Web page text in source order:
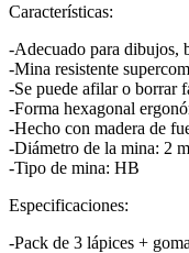
Características:
-Adecuado para dibujos,
-Mina resistente
-Se puede afilar o borrar
-Forma hexagonal
-Hecho con madera de
-Diámetro de la mina: 2
-Tipo de mina: HB
Especificaciones:
-Pack de 3 lápices +